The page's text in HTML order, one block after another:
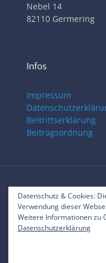
Nebel 14
82110 Germering
Infos
Impressum
Beitrittserklärung
Beitragsordnung
Datenschutz & Cookies:
Verwendung dieser
Weitere Informationen zu
Datenschutzerklärung
©